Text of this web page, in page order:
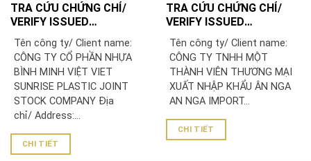
TRA CỨU CHỨNG CHỈ/
VERIFY ISSUED
CỔ PHẦN NHỰA BÌNH
MINH VIỆT
Tên công ty/ Client name:
CÔNG TY CỔ PHẦN NHỰA
BÌNH MINH VIỆT VIET
SUNRISE PLASTIC JOINT
STOCK COMPANY Địa
chỉ/ Address:...
CHI TIẾT
TRA CỨU CHỨNG CHỈ/
VERIFY ISSUED
TNHH MỘT THÀNH VIÊN
THƯƠNG MẠI XUẤT NHẬP
KHẨU ÂN NGA
Tên công ty/ Client name:
CÔNG TY TNHH MỘT
THÀNH VIÊN THƯƠNG MẠI
XUẤT NHẬP KHẨU ÂN NGA
AN NGA IMPORT...
CHI TIẾT